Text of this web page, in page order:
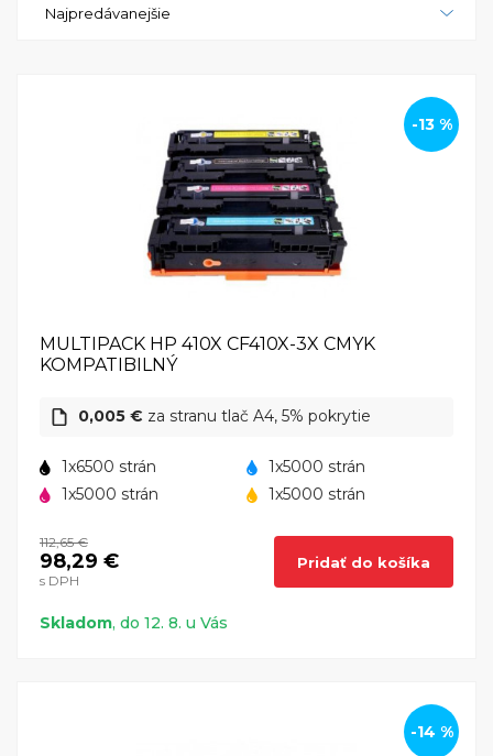
Celkovo, HP Color LaserJet Pro M452nw je
rýchlosťou, kvalitou a jednoduchým používaním,
tento zariadenie vám umožní tlačiť s dôverou a
dosiahnuť profesionálne výsledky. Nech už tlačíte
dokumenty pre svoje podnikanie alebo farebné
fotografie pre svoje osobné projekty, HP Color
LaserJet Pro M452nw vám poskytne všetko, čo
potrebujete pre efektívnu a kvalitnú tlač.
Najpredávanejšie
-13 %
MULTIPACK HP 410X CF410X-3X CMYK
KOMPATIBILNÝ
0,005 € za stranu tlač A4, 5% pokrytie
1x6500 strán
1x5000 strán
1x5000 strán
1x5000 strán
112,65 €
98,29 €
s DPH
Pridať do košíka
Skladom, do 12. 8. u Vás
-14 %